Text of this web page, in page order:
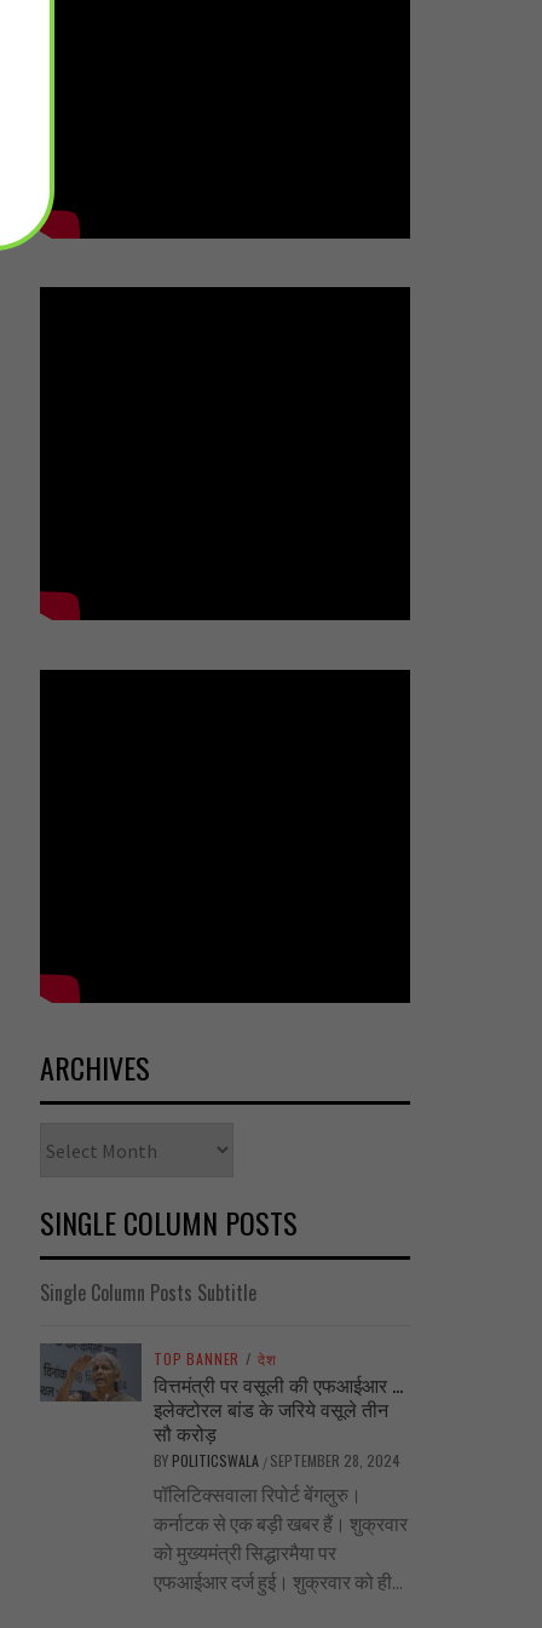
ARCHIVES
SINGLE COLUMN POSTS
Single Column Posts Subtitle
TOP BANNER / देश
वित्तमंत्री पर वसूली की एफआईआर …
इलेक्टोरल बांड के जरिये वसूले तीन
सौ करोड़
BY POLITICSWALA / SEPTEMBER 28, 2024
पॉलिटिक्सवाला रिपोर्ट बेंगलुरु।
कर्नाटक से एक बड़ी खबर हैं। शुक्रवार
को मुख्यमंत्री सिद्धारमैया पर
एफआईआर दर्ज हुई। शुक्रवार को ही...